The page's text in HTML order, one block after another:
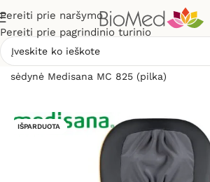
Pereiti prie naršymo
Pereiti prie pagrindinio turinio
sėdynė Medisana MC 825 (pilka)
IŠPARDUOTA